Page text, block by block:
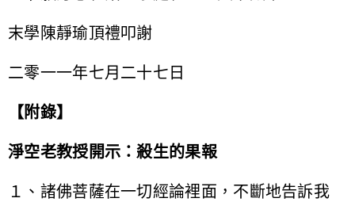
末學陳靜瑜頂禮叩謝
二零一一年七月二十七日
【附錄】
淨空老教授開示：殺生的果報
１、諸佛菩薩在一切經論裡面，不斷地告訴我